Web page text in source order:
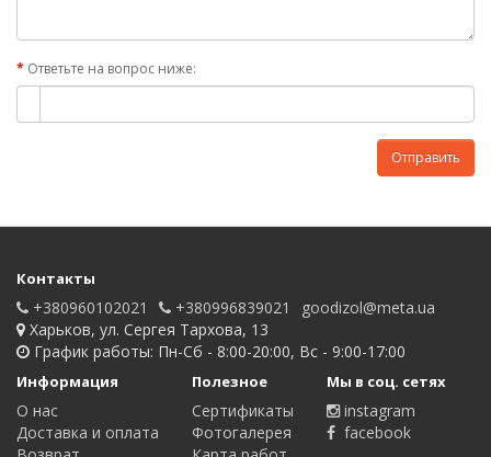
Ответьте на вопрос ниже:
Отправить
Контакты
+380960102021 +380996839021
goodizol@meta.ua
Харьков, ул. Сергея Тархова, 13
График работы: Пн-Сб - 8:00-20:00, Вс - 9:00-17:00
Информация
О нас
Доставка и оплата
Полезное
Сертификаты
Фотогалерея
Мы в соц. сетях
instagram
facebook